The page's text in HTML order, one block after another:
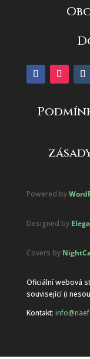
Powered by
Designed by
Covers by
Oficiální webová
související (i
Kontakt: